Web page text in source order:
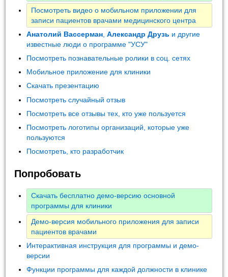
Посмотреть видео о мобильном приложении для
записи пациентов врачами медицинского центра
Анатолий Вассерман ,Александр Друзь и другие
известные люди о программе "УСУ"
Посмотреть познавательные ролики в соц. сетях
Мобильное приложение для клиники
Скачать презентацию
Посмотреть случайный отзыв
Посмотреть все отзывы тех, кто уже пользуется
Посмотреть логотипы организаций, которые уже
пользуются
Посмотреть, кто разработчик
Попробовать
Скачать бесплатно демо-версию основной
программы для клиники
Демо-версия мобильного приложения для записи
пациентов врачами
Интерактивная инструкция для программы и демо-
версии
Функции программы для каждой должности в клинике